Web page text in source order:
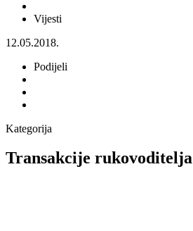
Vijesti
12.05.2018.
Podijeli
Kategorija
Transakcije rukovoditelja